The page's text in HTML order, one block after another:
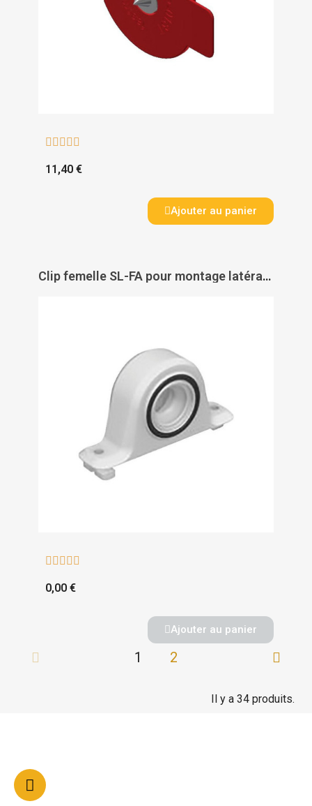
    
11,40 €
Ajouter au panier
Clip femelle SL-FA pour montage latéral sur profilé SL-RLE - DOMARINE
    
0,00 €
Ajouter au panier
1 2
Il y a 34 produits.